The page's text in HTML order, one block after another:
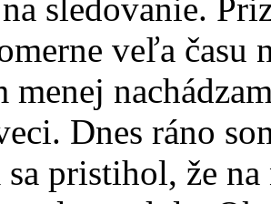
sledovanie.
veľa
menej
Dnes ráno
sa pristihol, že